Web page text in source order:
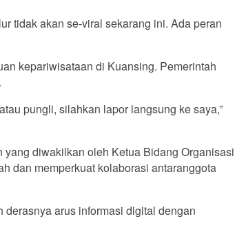
tidak akan se-viral sekarang ini. Ada peran
kepariwisataan di Kuansing. Pemerintah
pungli, silahkan lapor langsung ke saya,”
diwakilkan oleh Ketua Bidang Organisasi
dan memperkuat kolaborasi antaranggota
arus informasi digital dengan